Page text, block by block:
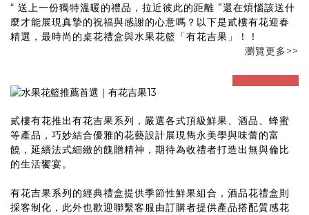
“ 送上一份獨特溫暖的禮品，拉近彼此的距離 ”還在煩惱該送什
麼才能展現真摯的祝福與感謝的心意嗎？以下是貳樓有花迎春
精選，最時尚的桌花禮盒與水果花籃「有花吉果」！！
瀏覽更多>>
貳樓有花推出有花吉果系列，嚴選各式頂級鮮果、酒品、蜂蜜
等產品，巧妙結合優雅的花藝設計展現雋永美學與味蕾的富
饒，延續法式細緻的餽贈精神，期待為收禮者打造出無與倫比
的生活饗宴。
有花吉果系列的經典禮盒提供季節性鮮果組合，酒品花禮盒則
採客制化，此外也歡迎聯繫客服由訂購者提供產品搭配質感花